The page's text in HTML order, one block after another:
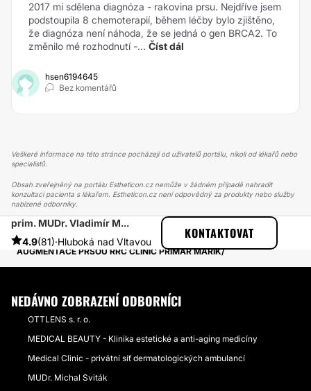
2017 mi sdělena diagnóza - rakovina prsu. Nejdříve jsem
podstoupila 8 chemoterapií, během léčby bylo zjištěno,
že diagnóza není náhoda, že se jedná o gen BRCA2. To
změnilo mé rozhodnutí -... Číst dál
hsen6194645
Bez komentářů
Veškeré informace na této stránce pocházejí od uživatelů portálu, nikoli od lékařů nebo
specialistů.
Obsah zveřejněný na portálu Estheticon.cz nemůže v žádném případě nahradit
konzultaci pacienta s lékařem. Estheticon.cz není odpovědný za produkty nebo služby
nabízené odborníky.
prim. MUDr. Vladimír M...
4.9(81)·Hluboká nad Vltavou
KONTAKTOVAT
ESTHETICON
PŘÍBĚHY
PŘÍBĚHY TÝKAJÍCÍ SE ZÁKROKU ZVĚTŠENÍ PRSOU
AUGMENTACE PRSOU RRC CLINIC PRIMÁŘ MAŘÍK
NEDÁVNO ZOBRAZENÍ ODBORNÍCI
OTTLENS s. r. o.
MEDICAL BEAUTY - Klinika estetické a anti-aging medicíny
Medical Clinic - privátní síť dermatologických ambulancí
MUDr. Michal Sviták